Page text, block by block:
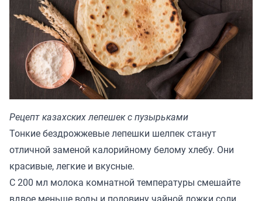
Рецепт казахских лепешек с пузырьками
Тонкие бездрожжевые лепешки шелпек станут
отличной заменой калорийному белому хлебу. Они
красивые, легкие и вкусные.
С 200 мл молока комнатной температуры смешайте